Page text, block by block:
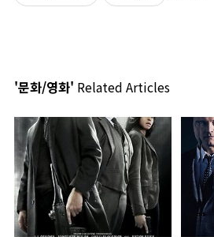
'문화/영화' Related Articles